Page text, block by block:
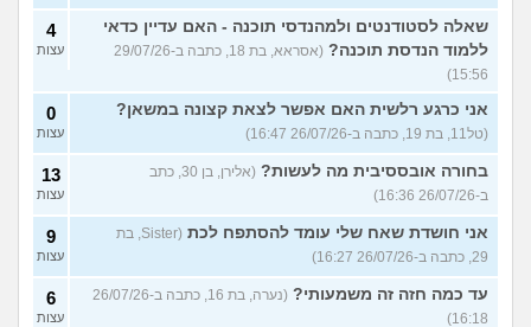
שאלה לסטודנטים ולמהנדסי תוכנה - האם עדיין כדאי
ללמוד הנדסת תוכנה?
(אסראא, בת 18, כתבה ב-29/07/26
15:56)
4
עצות
אני כרגע רלשית האם אפשר לצאת קצונה במשאן?
(טל11, בת 19, כתבה ב-26/07/26 16:47)
0
עצות
בחורה אובססיבית מה לעשות?
(אלירן, בן 30, כתב
ב-26/07/26 16:36)
13
עצות
אני חושדת שאח שלי עומד להסתפח לכת
(Sister, בת
29, כתבה ב-26/07/26 16:27)
9
עצות
עד כמה חזה זה משמעותי?
(נערה, בת 16, כתבה ב-26/07/26
16:18)
6
עצות